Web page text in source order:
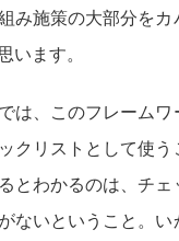
み施策の大部分をカ
います。
は、このフレームワ
クリストとして使う
とわかるのは、チェ
ないということ。い